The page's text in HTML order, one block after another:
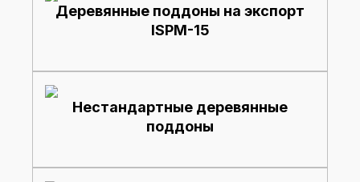
Деревянные поддоны на экспорт
ISPM-15
Нестандартные деревянные
поддоны